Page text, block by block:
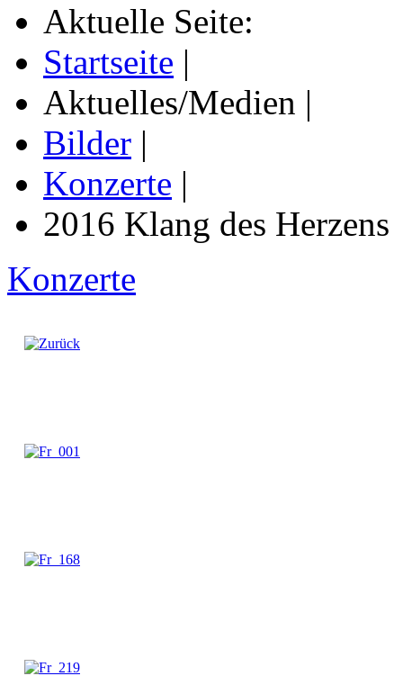
Aktuelle Seite:
Startseite |
Aktuelles/Medien |
Bilder |
Konzerte |
2016 Klang des Herzens
Konzerte